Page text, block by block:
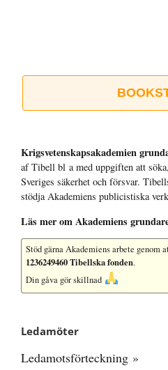
Krigsvetenskap­sakademien
af Tibell bl a med uppgiften att
Sveriges säkerhet och försvar.
stödja Akademiens publicistiska
Läs mer om Akademiens
Stöd gärna Akademiens arbete genom
1236249460 Tibellska fonden.
Din gåva gör skillnad
Ledamöter
Ledamotsförteckning »